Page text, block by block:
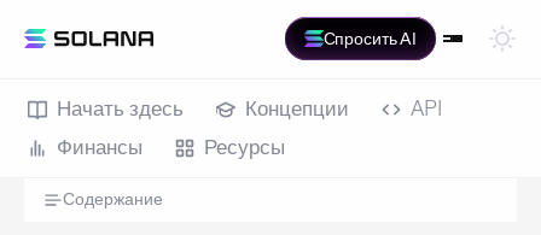
Спросить AI
Начать здесь Концепции
API
Финансы
Ресурсы
Содержание